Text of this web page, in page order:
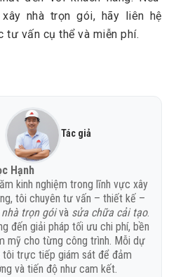
nhà trọn gói, hãy liên hệ
tư vấn cụ thể và miễn phí.
Tác giả
Hạnh
kinh nghiệm trong lĩnh vực xây
tôi chuyên tư vấn – thiết kế –
trọn góivà sửa chữa cải tạo.
đến giải pháp tối ưu chi phí, bền
mỹ cho từng công trình. Mỗi dự
tôi trực tiếp giám sát để đảm
và tiến độ như cam kết.